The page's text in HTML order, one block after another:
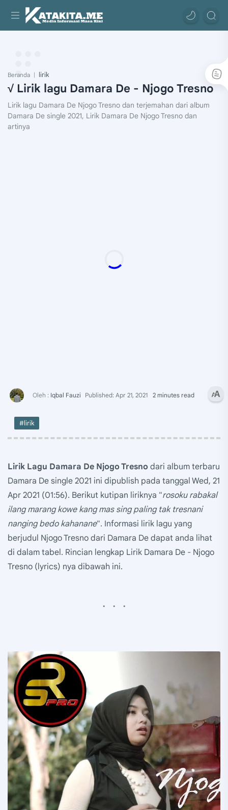
Beranda lirik
√ Lirik lagu Damara De - Njogo Tresno
Lirik lagu Damara De Njogo Tresno dan terjemahan dari album
Damara De single 2021, Lirik Damara De Njogo Tresno dan
artinya
2 minutes read
#lirik
Lirik Lagu Damara De Njogo Tresno dari album terbaru
Damara De single 2021 ini dipublish pada tanggal Wed, 21
Apr 2021 (01:56). Berikut kutipan liriknya "rosoku rabakal
ilang marang kowe kang mas sing paling tak tresnani
nanging bedo kahanane". Informasi lirik lagu yang
berjudul Njogo Tresno dari Damara De dapat anda lihat
di dalam tabel. Rincian lengkap Lirik Damara De - Njogo
Tresno (lyrics) nya dibawah ini.